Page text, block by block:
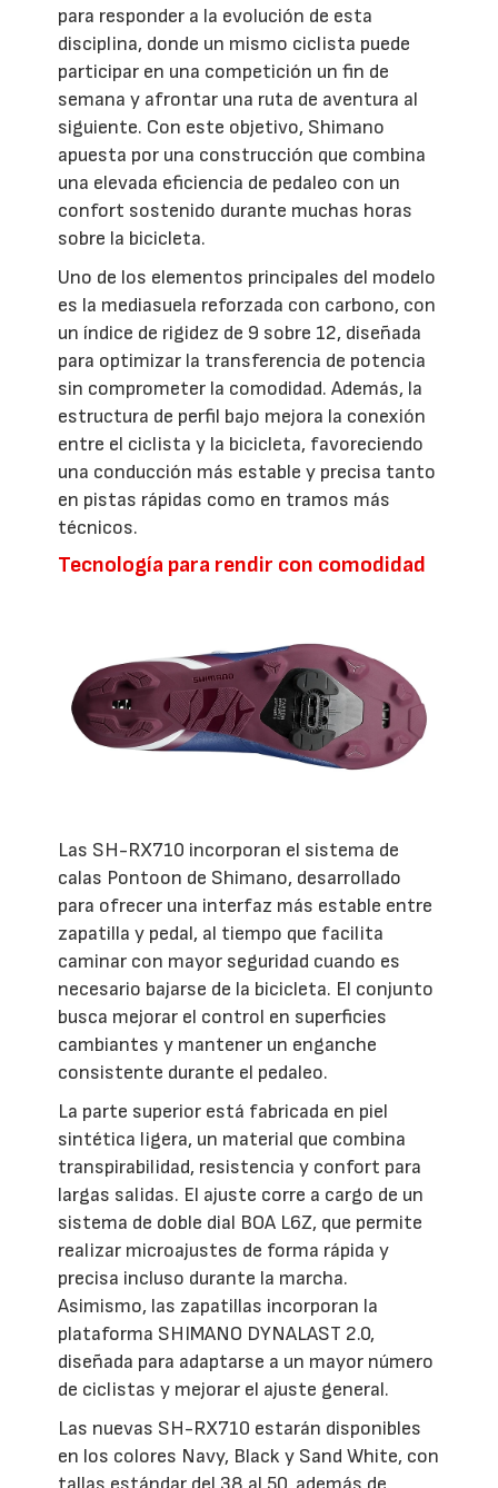
para responder a la evolución de esta
disciplina, donde un mismo ciclista puede
participar en una competición un fin de
semana y afrontar una ruta de aventura al
siguiente. Con este objetivo, Shimano
apuesta por una construcción que combina
una elevada eficiencia de pedaleo con un
confort sostenido durante muchas horas
sobre la bicicleta.
Uno de los elementos principales del modelo
es la mediasuela reforzada con carbono, con
un índice de rigidez de 9 sobre 12, diseñada
para optimizar la transferencia de potencia
sin comprometer la comodidad. Además, la
estructura de perfil bajo mejora la conexión
entre el ciclista y la bicicleta, favoreciendo
una conducción más estable y precisa tanto
en pistas rápidas como en tramos más
técnicos.
Tecnología para rendir con comodidad
Las SH-RX710 incorporan el sistema de
calas Pontoon de Shimano, desarrollado
para ofrecer una interfaz más estable entre
zapatilla y pedal, al tiempo que facilita
caminar con mayor seguridad cuando es
necesario bajarse de la bicicleta. El conjunto
busca mejorar el control en superficies
cambiantes y mantener un enganche
consistente durante el pedaleo.
La parte superior está fabricada en piel
sintética ligera, un material que combina
transpirabilidad, resistencia y confort para
largas salidas. El ajuste corre a cargo de un
sistema de doble dial BOA L6Z, que permite
realizar microajustes de forma rápida y
precisa incluso durante la marcha.
Asimismo, las zapatillas incorporan la
plataforma SHIMANO DYNALAST 2.0,
diseñada para adaptarse a un mayor número
de ciclistas y mejorar el ajuste general.
Las nuevas SH-RX710 estarán disponibles
en los colores Navy, Black y Sand White, con